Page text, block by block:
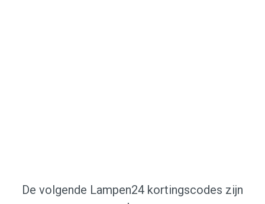
De volgende Lampen24 kortingscodes zijn